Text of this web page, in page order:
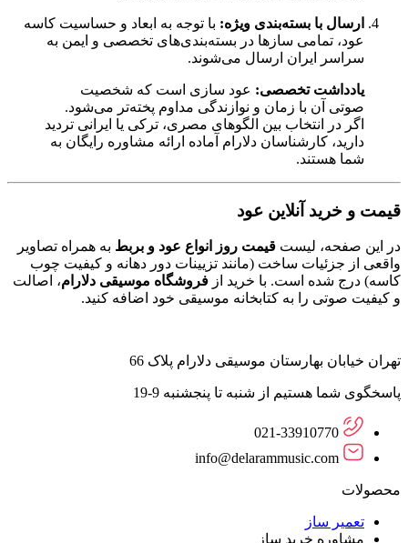
ارسال با بسته‌بندی ویژه: با توجه به ابعاد و حساسیت کاسه
عود، تمامی سازها در بسته‌بندی‌های تخصصی و ایمن به
سراسر ایران ارسال می‌شوند.
یادداشت تخصصی: عود سازی است که شخصیت
صوتی آن با زمان و نوازندگی مداوم پخته‌تر می‌شود.
اگر در انتخاب بین الگوهای مصری، ترکی یا ایرانی تردید
دارید، کارشناسان دلارام آماده ارائه مشاوره رایگان به
شما هستند.
قیمت و خرید آنلاین عود
در این صفحه، لیست قیمت روز انواع عود و بربط به همراه تصاویر
واقعی از جزئیات ساخت (مانند تزیینات دور دهانه و کیفیت چوب
کاسه) درج شده است. با خرید از فروشگاه موسیقی دلارام، اصالت
و کیفیت صوتی را به کتابخانه موسیقی خود اضافه کنید.
تهران خیابان بهارستان موسیقی دلارام پلاک 66
پاسخگوی شما هستیم از شنبه تا پنجشنبه 9-19
021-33910770
info@delarammusic.com
محصولات
تعمیر ساز
مشاوره خرید ساز